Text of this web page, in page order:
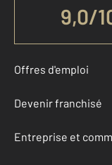
9,0/
Offres d'emploi
Devenir franchisé
Entreprise et